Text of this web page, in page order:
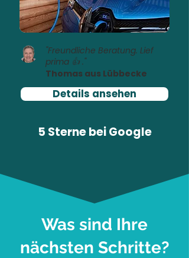
"Freundliche Beratung. Lief
prima 👍 ."
Thomas aus Lübbecke
Details ansehen
5 Sterne beiGoogle
Was sind Ihre
nächsten Schritte?